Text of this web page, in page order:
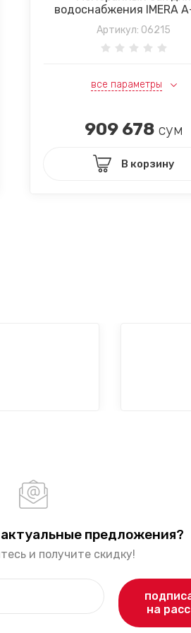
водоснабжения IMERA
Артикул: 06215
все параметры
909 678 сум
В корзину
предложения?
и получите скидку!
на